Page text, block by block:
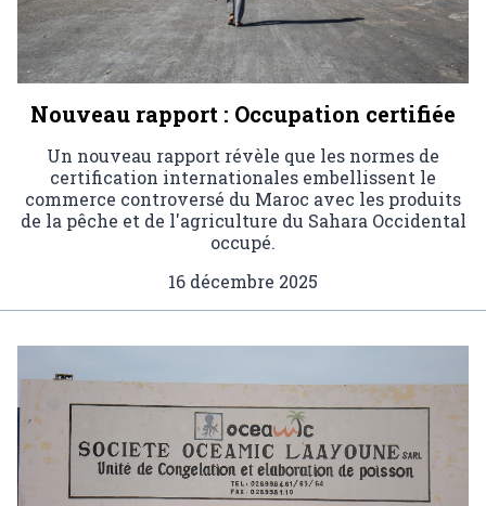
Nouveau rapport : Occupation certifiée
Un nouveau rapport révèle que les normes de
certification internationales embellissent le
commerce controversé du Maroc avec les produits
de la pêche et de l'agriculture du Sahara Occidental
occupé.
16 décembre 2025